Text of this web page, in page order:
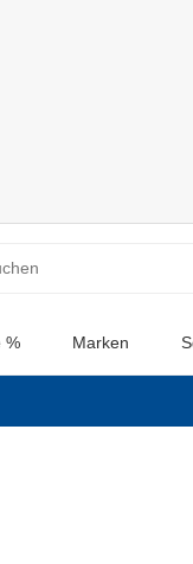
% Marken